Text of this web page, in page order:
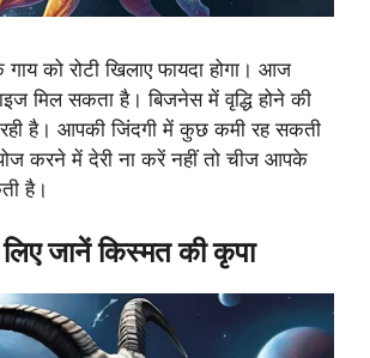
को रोटी खिलाए फायदा होगा। आज
मिल सकता है। बिजनेस में वृद्धि होने की
रही है। आपकी जिंदगी में कुछ कमी रह सकती
करने में देरी ना करें नहीं तो चीज आपके
है।
जानें किस्मत की कृपा